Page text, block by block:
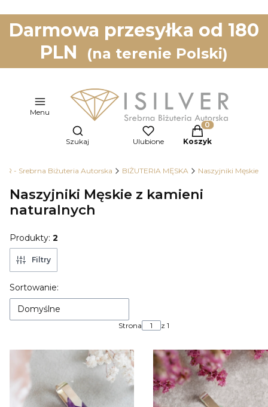
Darmowa przesyłka od 180
PLN
(na terenie Polski)
Menu
Otwórz wyszukiwarkę
Szukaj Ulubione
Produkty w
Koszyk
- Srebrna Biżuteria Autorska BIŻUTERIA MĘSKA Naszyjniki Męskie
Naszyjniki Męskie z kamieni
naturalnych
Produkty: 2
Filtry
Lista produktów
Sortowanie:
Domyślne
Strona z 1